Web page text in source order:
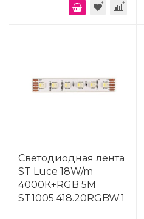
Светодиодная лента
ST Luce 18W/m
4000К+RGB 5M
ST1005.418.20RGBW.1